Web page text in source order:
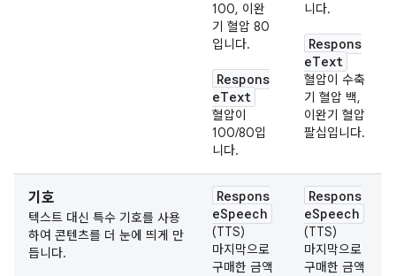
100, 이완
기 혈압 80
입니다.
Respons
eText
혈압이
100/80입
니다.
니다.
Respons
eText
혈압이 수축
기 혈압 백,
이완기 혈압
팔십입니다.
기호
텍스트 대신 특수 기호를 사용
하여 콘텐츠를 더 눈에 띄게 만
듭니다.
Respons
eSpeech
(TTS)
마지막으로
구매한 금액
Respons
eSpeech
(TTS)
마지막으로
구매한 금액